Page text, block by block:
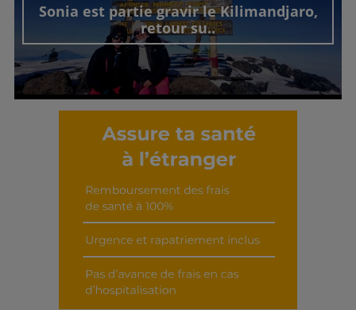
Sonia est partie gravir le Kilimandjaro,
retour su..
Découvrir cet interview